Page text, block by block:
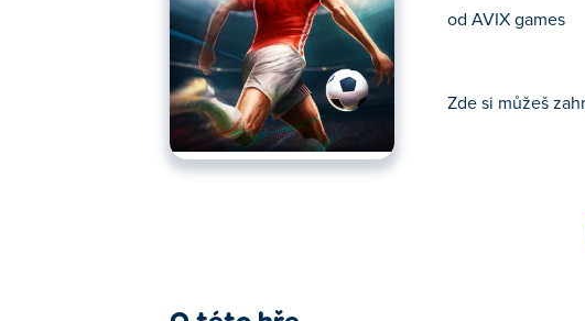
od AVIX games
Zde si můžeš
Zde si můžeš zahrát Infinite Soccer. Infinite Soccer je